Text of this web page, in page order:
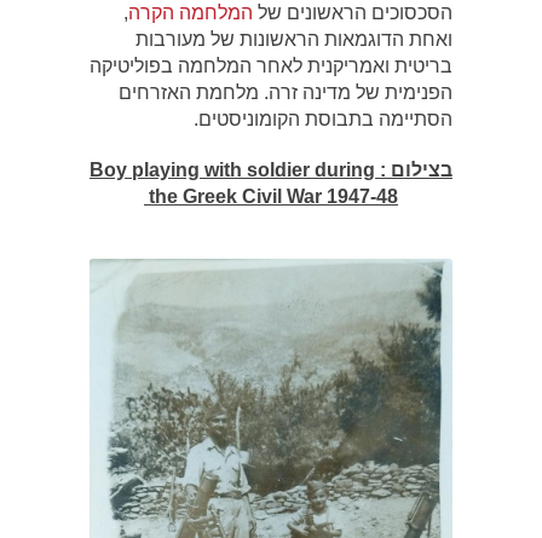
הסכסוכים הראשונים של המלחמה הקרה,
ואחת הדוגמאות הראשונות של מעורבות
בריטית ואמריקנית לאחר המלחמה בפוליטיקה
הפנימית של מדינה זרה. מלחמת האזרחים
הסתיימה בתבוסת הקומוניסטים.
בצילום : Boy playing with soldier during
the Greek Civil War 1947-48